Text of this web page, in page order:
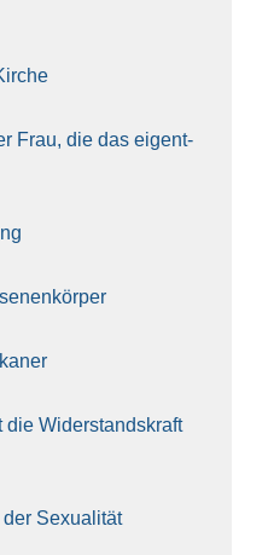
Frau, die das eigent­
Wider­stands­kraft
Sexua­li­tät